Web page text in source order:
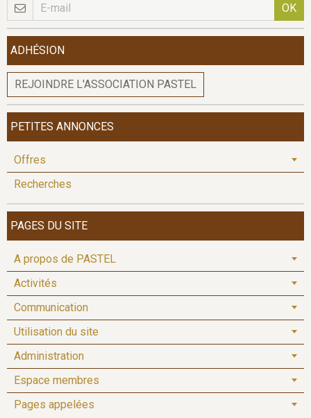
OK
ADHÉSION
REJOINDRE L'ASSOCIATION PASTEL
PETITES ANNONCES
Offres
Recherches
PAGES DU SITE
A propos de PASTEL
Activités
Communication
Utilisation du site
Administration
Espace membres
Pages appelées